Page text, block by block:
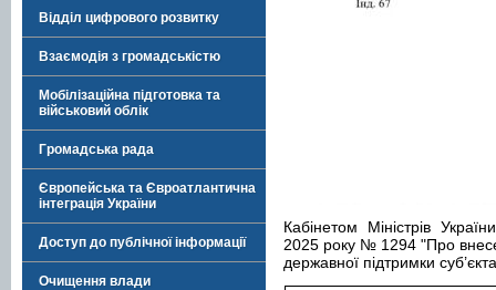
Відділ цифрового розвитку
Взаємодія з громадськістю
Мобілізаційна підготовка та
військовий облік
Громадська рада
Європейська та Євроатлантична
інтеграція України
Доступ до публічної інформації
Очищення влади
Кабінетом Міністрів
2025 року № 1294 "Про
державної підтримки